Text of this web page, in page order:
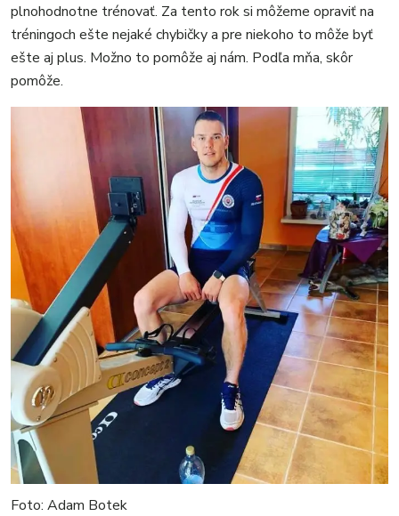
plnohodnotne trénovať. Za tento rok si môžeme opraviť na
tréningoch ešte nejaké chybičky a pre niekoho to môže byť
ešte aj plus. Možno to pomôže aj nám. Podľa mňa, skôr
pomôže.
Foto: Adam Botek